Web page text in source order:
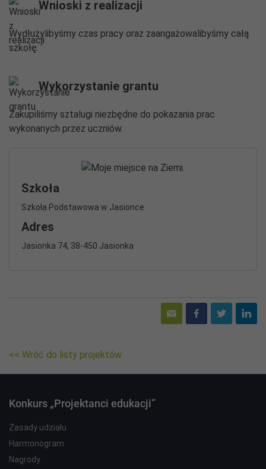
Wnioski z realizacji
Wydłużylibyśmy czas pracy oraz zaangażowalibyśmy całą
szkołę.
Wykorzystanie grantu
Zakupiliśmy sztalugi niezbędne do pokazania prac
wykonanych przez uczniów.
Szkoła
Szkoła Podstawowa w Jasionce
Adres
Jasionka 74, 38-450 Jasionka
<< Wróć do listy projektów
Konkurs „Projektanci edukacji”
Zasady udziału
Harmonogram
Nagrody